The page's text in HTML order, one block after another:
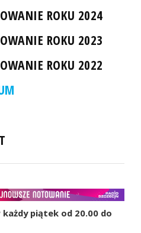
ROKU 2024
ROKU 2023
ROKU 2022
piątek od 20.00 do